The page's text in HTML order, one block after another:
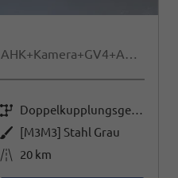
Selection 150PS TDI DSG AHK+Kamera+GV4+ACC+TravelAssist+Sunset+Alu+LightAssist
Getriebe
Doppelkupplungsgetriebe (DSG)
Außenfarbe
[M3M3] Stahl Grau
Kilometerstand 20 km